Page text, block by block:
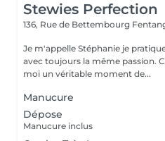
Stewies Perfection
136, Rue de Bettembourg
Je m'appelle Stéphanie je
avec toujours la même passion.
moi un véritable moment de...
Manucure
Dépose
Manucure inclus